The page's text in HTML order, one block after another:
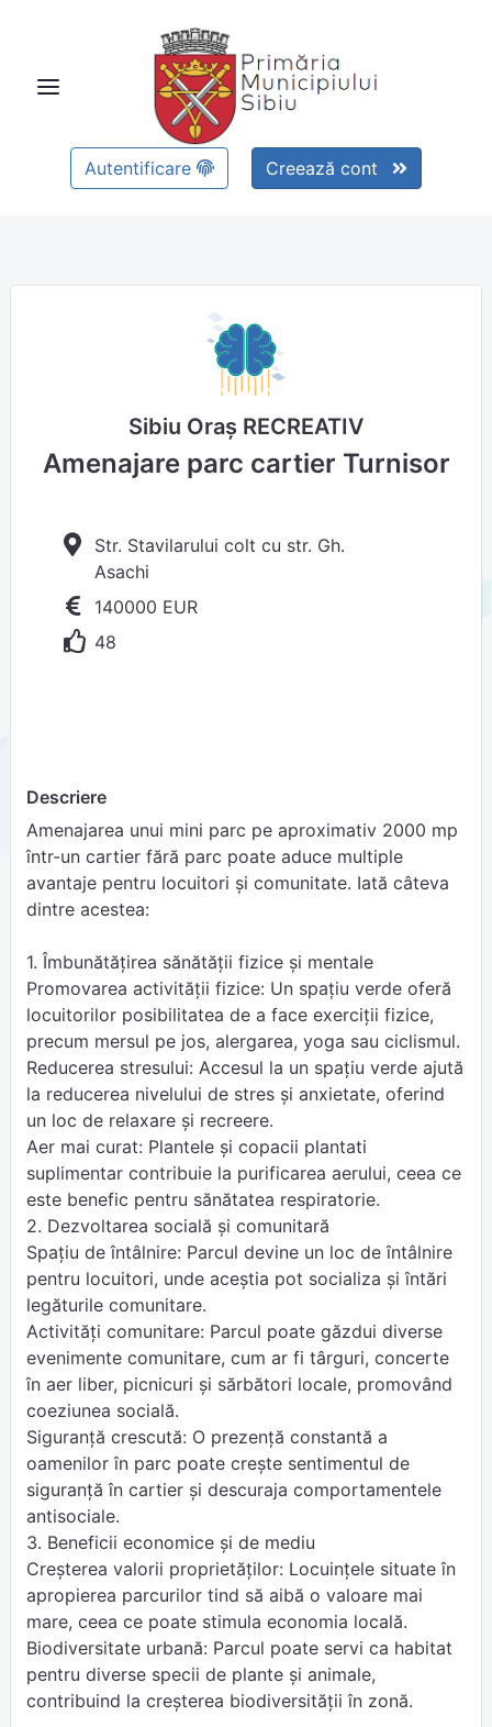
Autentificare Creează cont
Sibiu Oraș RECREATIV
Amenajare parc cartier Turnisor
Str. Stavilarului colt cu str. Gh.
Asachi
140000 EUR
48
Descriere
Amenajarea unui mini parc pe aproximativ 2000 mp
într-un cartier fără parc poate aduce multiple
avantaje pentru locuitori și comunitate. Iată câteva
dintre acestea:
1. Îmbunătățirea sănătății fizice și mentale
Promovarea activității fizice: Un spațiu verde oferă
locuitorilor posibilitatea de a face exerciții fizice,
precum mersul pe jos, alergarea, yoga sau ciclismul.
Reducerea stresului: Accesul la un spațiu verde ajută
la reducerea nivelului de stres și anxietate, oferind
un loc de relaxare și recreere.
Aer mai curat: Plantele și copacii plantati
suplimentar contribuie la purificarea aerului, ceea ce
este benefic pentru sănătatea respiratorie.
2. Dezvoltarea socială și comunitară
Spațiu de întâlnire: Parcul devine un loc de întâlnire
pentru locuitori, unde aceștia pot socializa și întări
legăturile comunitare.
Activități comunitare: Parcul poate găzdui diverse
evenimente comunitare, cum ar fi târguri, concerte
în aer liber, picnicuri și sărbători locale, promovând
coeziunea socială.
Siguranță crescută: O prezență constantă a
oamenilor în parc poate crește sentimentul de
siguranță în cartier și descuraja comportamentele
antisociale.
3. Beneficii economice și de mediu
Creșterea valorii proprietăților: Locuințele situate în
apropierea parcurilor tind să aibă o valoare mai
mare, ceea ce poate stimula economia locală.
Biodiversitate urbană: Parcul poate servi ca habitat
pentru diverse specii de plante și animale,
contribuind la creșterea biodiversității în zonă.